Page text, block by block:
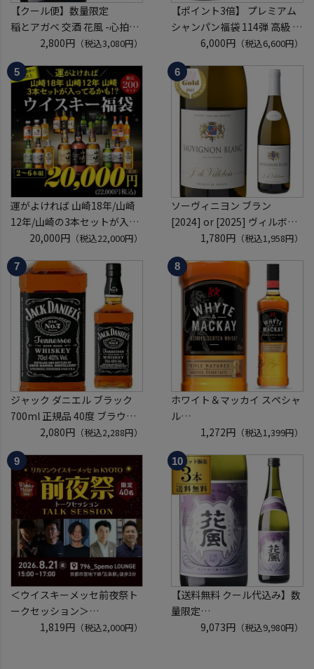
【クール便】数量限定
稲とアガベ 交酒 花風 -心拍-
KYOTO EDITION 720ml こう
しゅ はなかぜ craft sake クラ
フトサケ 秋田県 男鹿市
2,800円（税込3,080円）
【ポイント3倍】 プレミアム
シャンパン福袋 114弾 高級 シ
ャンパン を探せ トゥルベ ト
レゾール クリュッグ 2004 が
入ってるかも!? 【先着300
本】 シャンパン シャンパーニ
ュ リカーマウンテン 福袋 WK
くじ 【送
6,000円 （税込6,600円）
運がよければ 山崎18年/山崎
12年/山崎の3本セットが入っ
ているかも！？ ウイスキー福
袋 2～6本組 限定200セット
虎S ※必ずもらえるCP対象
(1P)
20,000円（税込22,000円）
ソーヴィニヨン ブラン
[2024] or [2025] ヴィルボワ
750ml フランス ロワール 辛
口 白ワイン 浜運A
1,780円 （税込1,958円）
ジャック ダニエル ブラック
700ml 正規品 40度 ブラウン
フォーマン
ウイスキー テネシー バーボン
長S
2,080円（税込2,288円）
ホワイト＆マッカイ スペシャ
ル
40度 700ml
スコッチ ウイスキー white &
mackay scotch whisky [長S]
1,272円 （税込1,399円）
＜ウイスキーメッセ前夜祭ト
ークセッション＞
8月21日(金)15:00～17:00京都
1,819円（税込2,000円）
【送料無料 クール代込み】数
量限定
稲とアガベ 交酒 花風 -心拍-
9,073円 （税込9,980円）